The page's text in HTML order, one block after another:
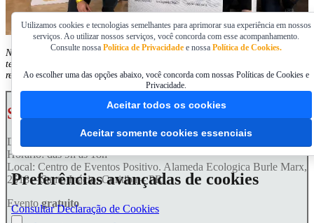
Na edição anterior, o público de visitantes ultrapassou o número de 120 mil,
tendo sido o maior evento que o Centro de Eventos do Parque Barigui já
recebeu e consolidando-se como o maior evento de Educação do Estado
Serviço: Universo UFPR 2026
Data:
Horário: das 9h às 18h
Local: Centro de Eventos Positivo. Alameda Ecologica Burle Marx,
2518 – Santo Inácio, Curitiba – PR
Eventogratuito
Utilizamos cookies e tecnologias semelhantes para aprimorar sua experiência em nossos
serviços. Ao utilizar nossos serviços, você concorda com esse acompanhamento.
Consulte nossa Política de Privacidade e nossa Política de Cookies.
Ao escolher uma das opções abaixo, você concorda com nossas Políticas de Cookies e
Privacidade.
Aceitar todos os cookies
Aceitar somente cookies essenciais
Preferências avançadas de cookies
Consultar Declaração de Cookies